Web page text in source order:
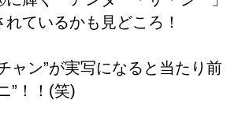
ているかも見どころ！
ャン”が実写になると当たり前
”！！(笑)